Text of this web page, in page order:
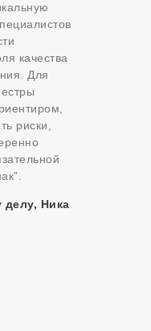
качества
Для
риски,
Ника